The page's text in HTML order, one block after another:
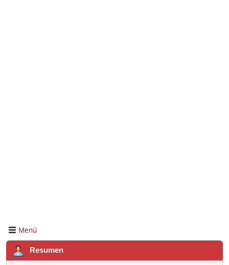
Menú
Resumen